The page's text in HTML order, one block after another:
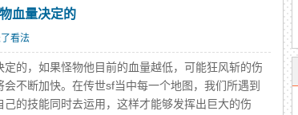
血量决定的
看法
，如果怪物他目前的血量越低，可能狂风斩的伤
不断加快。在传世sf当中每一个地图，我们所遇到
的技能同时去运用，这样才能够发挥出巨大的伤